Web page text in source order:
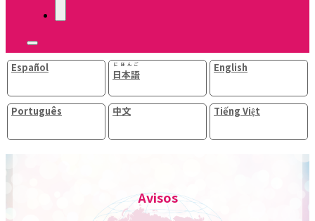
Español
日本語
にほんご English
Português 中文 Tiếng Việt
Avisos